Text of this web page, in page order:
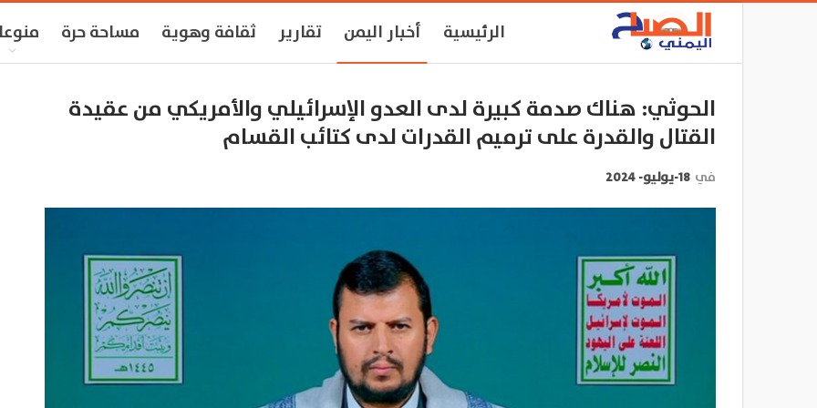
الرئيسية أخبار اليمن تقارير ثقافة وهوية مساحة حرة
الحوثي: هناك صدمة كبيرة لدى العدو الإسرائيلي والأمريكي من عقيدة
القتال والقدرة على ترميم القدرات لدى كتائب القسام
في 18-يوليو- 2024